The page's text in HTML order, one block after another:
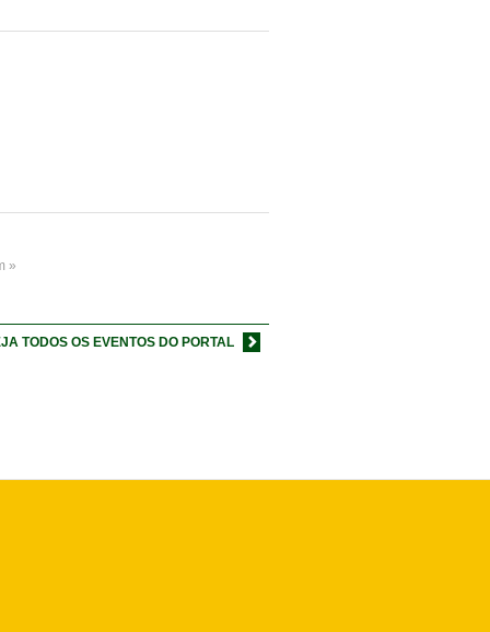
»
TODOS OS EVENTOS DO PORTAL